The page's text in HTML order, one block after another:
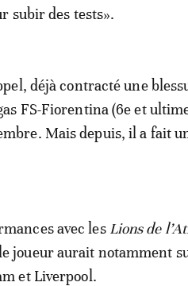
subir des tests».
déjà contracté une
FS-Fiorentina (6e et
Mais depuis, il a fait
avec les Lions de
joueur aurait notamment
et Liverpool.